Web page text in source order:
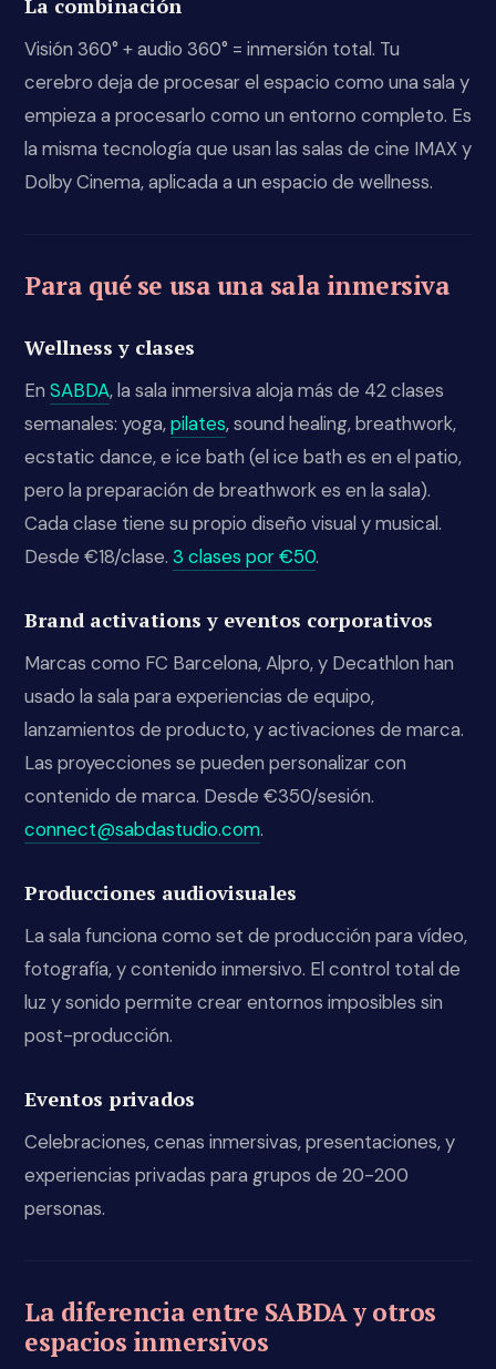
Visión 360° + audio 360° = inmersión total. Tu
cerebro deja de procesar el espacio como una sala y
empieza a procesarlo como un entorno completo. Es
la misma tecnología que usan las salas de cine IMAX y
Dolby Cinema, aplicada a un espacio de wellness.
Para qué se usa una sala inmersiva
Wellness y clases
En SABDA, la sala inmersiva aloja más de 42 clases
semanales: yoga,pilates, sound healing, breathwork,
ecstatic dance, e ice bath (el ice bath es en el patio,
pero la preparación de breathwork es en la sala).
Cada clase tiene su propio diseño visual y musical.
Desde €18/clase. 3 clases por €50.
Brand activations y eventos corporativos
Marcas como FC Barcelona, Alpro, y Decathlon han
usado la sala para experiencias de equipo,
lanzamientos de producto, y activaciones de marca.
Las proyecciones se pueden personalizar con
contenido de marca. Desde €350/sesión.
connect@sabdastudio.com.
Producciones audiovisuales
La sala funciona como set de producción para vídeo,
fotografía, y contenido inmersivo. El control total de
luz y sonido permite crear entornos imposibles sin
post-producción.
Eventos privados
Celebraciones, cenas inmersivas, presentaciones, y
experiencias privadas para grupos de 20-200
personas.
La diferencia entre SABDA y otros
espacios inmersivos